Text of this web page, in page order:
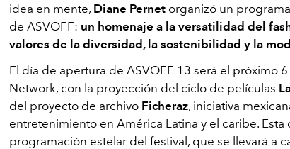
idea en mente, Diane Pernet organizó un
de ASVOFF: un homenaje a la versatilidad del
valores de la diversidad, la sostenibilidad y la
El día de apertura de ASVOFF 13 será el próximo
Network, con la proyección del ciclo de películas
del proyecto de archivo Ficheraz, iniciativa
entretenimiento en América Latina y el caribe. Esta
programación estelar del festival, que se llevará a